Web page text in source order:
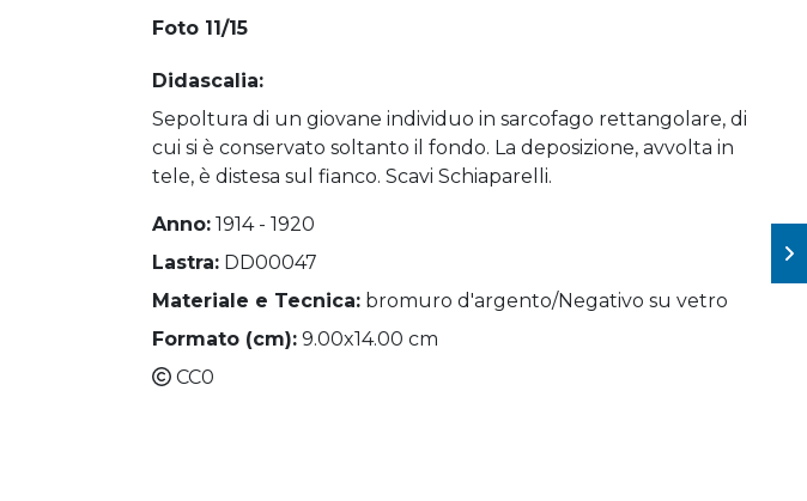
Foto 11/15
Didascalia:
Sepoltura di un giovane individuo in sarcofago rettangolare, di
cui si è conservato soltanto il fondo. La deposizione, avvolta in
tele, è distesa sul fianco. Scavi Schiaparelli.
Anno: 1914 - 1920
Lastra: DD00047
Materiale e Tecnica: bromuro d'argento/Negativo su vetro
Formato (cm): 9.00x14.00 cm
CC0